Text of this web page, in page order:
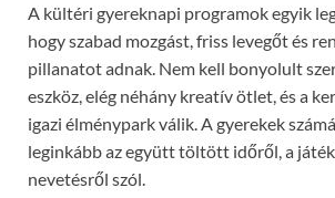
A kültéri gyereknapi programok egyik
hogy szabad mozgást, friss levegőt és
pillanatot adnak. Nem kell bonyolult
eszköz, elég néhány kreatív ötlet, és a
igazi élménypark válik. A gyerekek
leginkább az együtt töltött időről, a
nevetésről szól.